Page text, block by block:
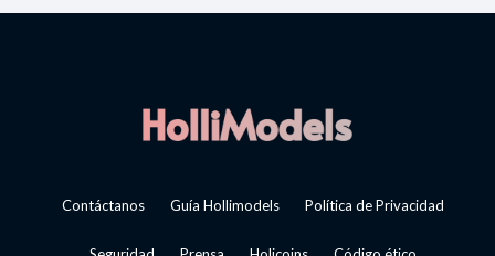
Contáctanos Guía Hollimodels Política de Privacidad